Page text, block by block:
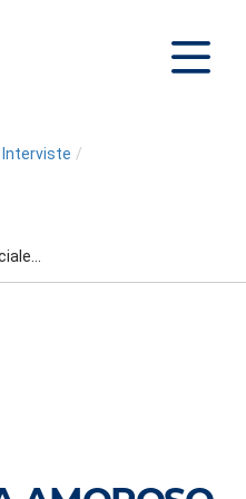
Interviste /